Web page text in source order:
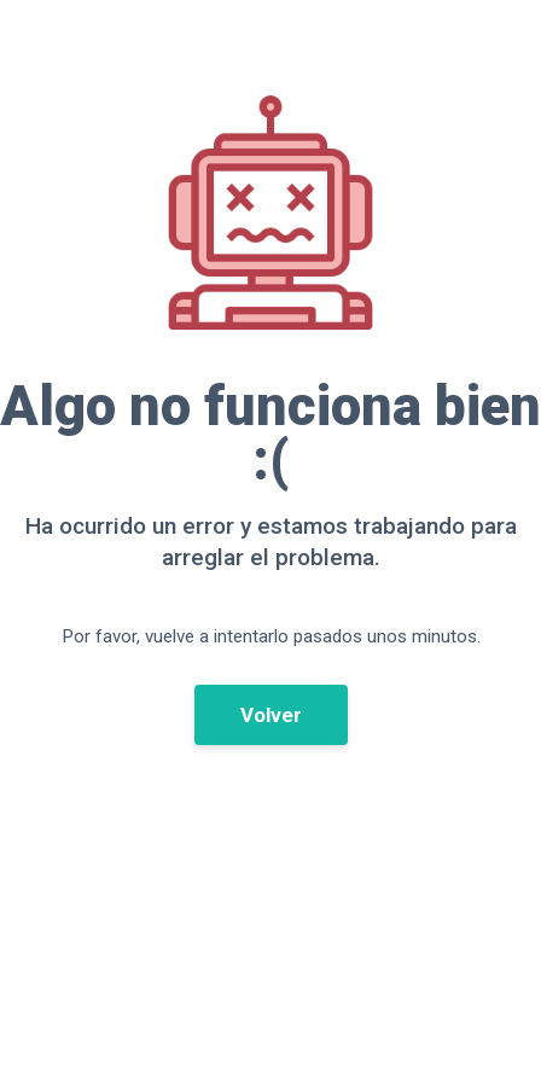
Algo no funciona bien
:(
Ha ocurrido un error y estamos trabajando para
arreglar el problema.
Por favor, vuelve a intentarlo pasados unos minutos.
Volver